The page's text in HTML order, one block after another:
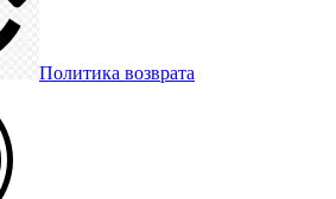
Политика возврата